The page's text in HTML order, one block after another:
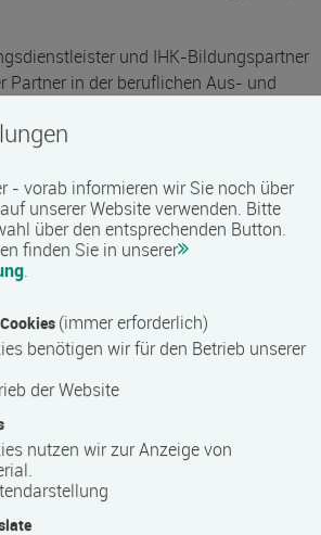
und IHK-Bildungspartner
Partner in der beruflichen Aus- und
nach SGBII und III. Unsere
Qualifizierung (geprüfter
und Elektro)
(Integrationshelfer,
Erziehung, Seminare zu aktuellen
Ausbildung (Fachinformatiker)
zu den vielfältigen Bildungs-
und erstellt für jeden Kunden ein
bzw. einen individuellen
zeichnet sich das Haus
durch Fachwissen,
- vorab informieren wir Sie noch über
unserer Website verwenden. Bitte
über den entsprechenden Button.
finden Sie in unserer
.
(immer erforderlich)
benötigen wir für den Betrieb unserer
der Website
nutzen wir zur Anzeige von